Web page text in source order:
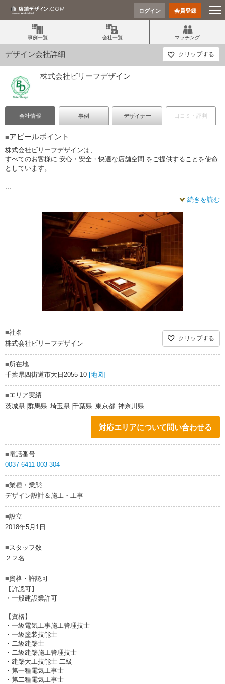
ログイン 会員登録
事例一覧 会社一覧 マッチング
デザイン会社詳細 クリップする
株式会社ビリーフデザイン
会社情報 事例 デザイナー 口コミ・評判
■アピールポイント
株式会社ビリーフデザインは、
すべてのお客様に 安心・安全・快適な店舗空間 をご提供することを使命
としています。
...
続きを読む
■社名
株式会社ビリーフデザイン
クリップする
■所在地
千葉県四街道市大日2055-10 [地図]
■エリア実績
茨城県 群馬県 埼玉県 千葉県 東京都 神奈川県
対応エリアについて問い合わせる
■電話番号
0037-6411-003-304
■業種・業態
デザイン設計＆施工・工事
■設立
2018年5月1日
■スタッフ数
２２名
■資格・許認可
【許認可】
・一般建設業許可
【資格】
・一級電気工事施工管理技士
・一級塗装技能士
・二級建築士
・二級建築施工管理技士
・建築大工技能士 二級
・第一種電気工事士
・第二種電気工事士